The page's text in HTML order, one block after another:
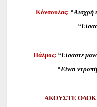
Κόνσουλας: “Αισχρή
Πάλμος: “Είσαστε
“Είναι
ΑΚΟΥΣΤΕ